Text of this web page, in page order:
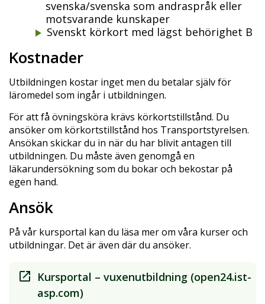
svenska/svenska som andraspråk eller
motsvarande kunskaper
Svenskt körkort med lägst behörighet B
Kostnader
Utbildningen kostar inget men du betalar själv för
läromedel som ingår i utbildningen.
För att få övningsköra krävs körkortstillstånd. Du
ansöker om körkortstillstånd hos Transportstyrelsen.
Ansökan skickar du in när du har blivit antagen till
utbildningen. Du måste även genomgå en
läkarundersökning som du bokar och bekostar på
egen hand.
Ansök
På vår kursportal kan du läsa mer om våra kurser och
utbildningar. Det är även där du ansöker.
Kursportal – vuxenutbildning (open24.ist-
asp.com)